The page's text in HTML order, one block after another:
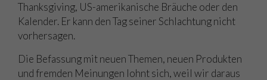
Thanksgiving, US-amerikanische Bräuche oder den
Kalender. Er kann den Tag seiner Schlachtung nicht
vorhersagen.
Die Befassung mit neuen Themen, neuen Produkten
und fremden Meinungen lohnt sich, weil wir daraus